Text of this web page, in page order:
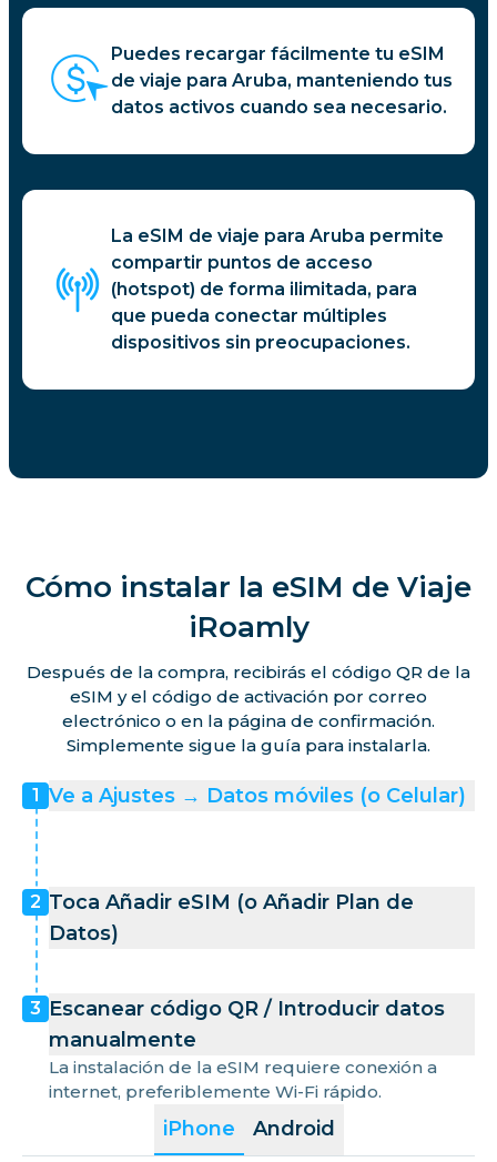
Puedes recargar fácilmente tu eSIM
de viaje para Aruba, manteniendo tus
datos activos cuando sea necesario.
La eSIM de viaje para Aruba permite
compartir puntos de acceso
(hotspot) de forma ilimitada, para
que pueda conectar múltiples
dispositivos sin preocupaciones.
Cómo instalar la eSIM de Viaje
iRoamly
Después de la compra, recibirás el código QR de la
eSIM y el código de activación por correo
electrónico o en la página de confirmación.
Simplemente sigue la guía para instalarla.
iPhone Android
1 Ve a Ajustes → Datos móviles (o Celular)
2 Toca Añadir eSIM (o Añadir Plan de
Datos)
3 Escanear código QR / Introducir datos
manualmente
La instalación de la eSIM requiere conexión a
internet, preferiblemente Wi-Fi rápido.